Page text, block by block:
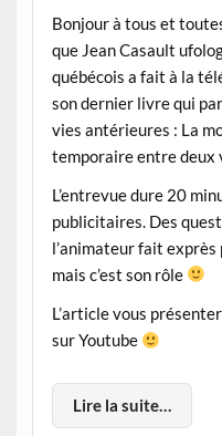
Bonjour à tous et
que Jean Casault
québécois a fait à la
son dernier livre qui
vies antérieures : La
temporaire entre deux
L’entrevue dure 20
publicitaires. Des
l’animateur fait exprès
mais c’est son rôle
L’article vous
sur Youtube
Lire la suite…